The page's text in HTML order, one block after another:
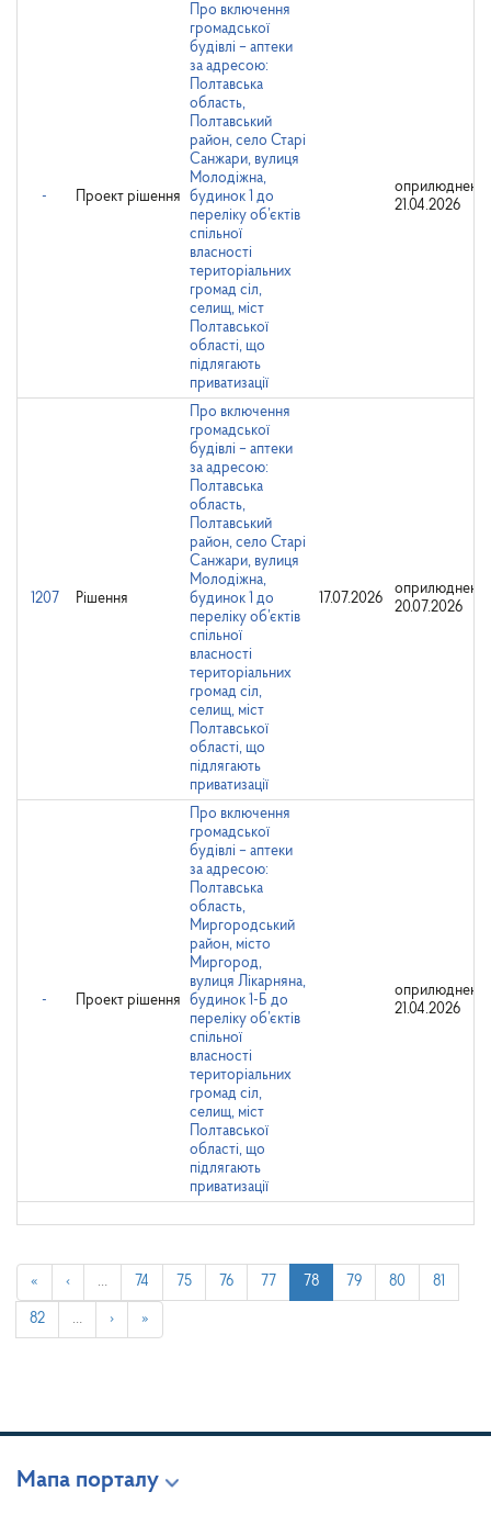
- Проект рішення
Про включення
громадської
будівлі – аптеки
за адресою:
Полтавська
область,
Полтавський
район, село Старі
Санжари, вулиця
Молодіжна,
будинок 1 до
переліку об’єктів
спільної
власності
територіальних
громад сіл,
селищ, міст
Полтавської
області, що
підлягають
приватизації
оприлюднено:
21.04.2026
1207 Рішення
Про включення
громадської
будівлі – аптеки
за адресою:
Полтавська
область,
Полтавський
район, село Старі
Санжари, вулиця
Молодіжна,
будинок 1 до
переліку об’єктів
спільної
власності
територіальних
громад сіл,
селищ, міст
Полтавської
області, що
підлягають
приватизації
17.07.2026
оприлюднено:
20.07.2026
- Проект рішення
Про включення
громадської
будівлі – аптеки
за адресою:
Полтавська
область,
Миргородський
район, місто
Миргород,
вулиця Лікарняна,
будинок 1-Б до
переліку об’єктів
спільної
власності
територіальних
громад сіл,
селищ, міст
Полтавської
області, що
підлягають
приватизації
оприлюднено:
21.04.2026
« ‹ … 74 75 76 77 78 79 80 81
82 … › »
Мапа порталу